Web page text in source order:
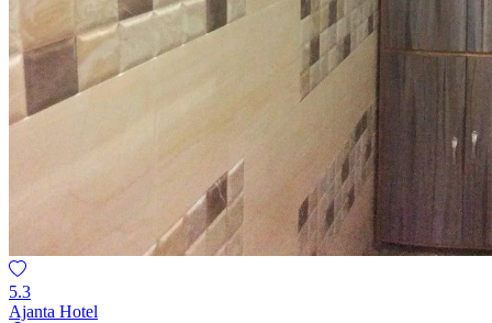
5.3
Ajanta Hotel